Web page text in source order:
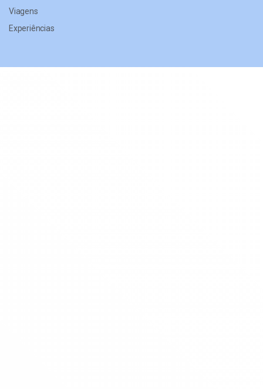
Viagens
Experiências